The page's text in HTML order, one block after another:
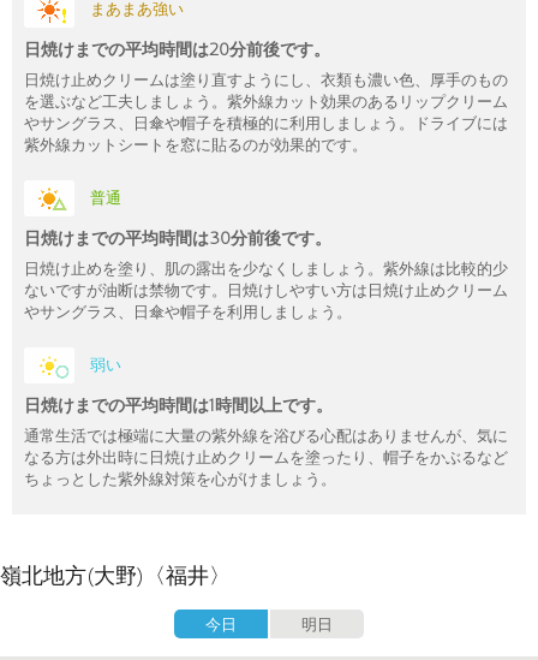
まあまあ強い
日焼けまでの平均時間は20分前後です。
日焼け止めクリームは塗り直すようにし、衣類も濃い色、厚手のもの
を選ぶなど工夫しましょう。紫外線カット効果のあるリップクリーム
やサングラス、日傘や帽子を積極的に利用しましょう。ドライブには
紫外線カットシートを窓に貼るのが効果的です。
普通
日焼けまでの平均時間は30分前後です。
日焼け止めを塗り、肌の露出を少なくしましょう。紫外線は比較的少
ないですが油断は禁物です。日焼けしやすい方は日焼け止めクリーム
やサングラス、日傘や帽子を利用しましょう。
弱い
日焼けまでの平均時間は1時間以上です。
通常生活では極端に大量の紫外線を浴びる心配はありませんが、気に
なる方は外出時に日焼け止めクリームを塗ったり、帽子をかぶるなど
ちょっとした紫外線対策を心がけましょう。
嶺北地方(大野)〈福井〉
今日 明日